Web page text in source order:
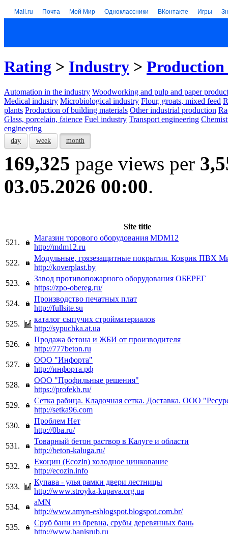
Mail.ru Почта Мой Мир Одноклассники ВКонтакте Игры
Rating > Industry >
Automation in the industry Woodworking and pulp and paper
Medical industry Microbiological industry Flour, groats, mixed feed
plants Production of building materials Other industrial production
Glass, porcelain, faience Fuel industry Transport engineering
engineering
day week month
169,325 page views per
03.05.2026 00:00.
Site title
521.
Магазин торового оборудования MDM12
http://mdm12.ru
522.
Модульные, грязезащитные покрытия. Коврик ПВХ
http://koverplast.by
523.
Завод противопожарного оборудования ОБЕРЕГ
https://zpo-obereg.ru/
524.
Производство печатных плат
http://fullsite.su
525.
каталог сыпучих стройматериалов
http://sypuchka.at.ua
526.
Продажа бетона и ЖБИ от производителя
http://777beton.ru
527.
ООО "Инфорта"
http://инфорта.рф
528.
ООО "Профильные решения"
https://profekb.ru/
529.
Сетка рабица. Кладочная сетка. Доставка. ООО
http://setka96.com
530.
Проблем Нет
http://0ba.ru/
531.
Товарный бетон раствор в Калуге и области
http://beton-kaluga.ru/
532.
Екоцин (Ecozin) холодное цинкование
http://ecozin.info
533.
Купава - улья рамки двери лестницы
http://www.stroyka-kupava.org.ua
534.
aMN
http://www.amyn-esblogspot.blogspot.com.br/
535.
Сруб бани из бревна, срубы деревянных бань
http://www.banisrub.ru